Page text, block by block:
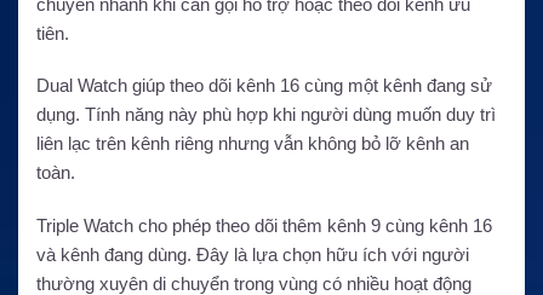
chuyển nhanh khi cần gọi hỗ trợ hoặc theo dõi kênh ưu
tiên.
Dual Watch giúp theo dõi kênh 16 cùng một kênh đang sử
dụng. Tính năng này phù hợp khi người dùng muốn duy trì
liên lạc trên kênh riêng nhưng vẫn không bỏ lỡ kênh an
toàn.
Triple Watch cho phép theo dõi thêm kênh 9 cùng kênh 16
và kênh đang dùng. Đây là lựa chọn hữu ích với người
thường xuyên di chuyển trong vùng có nhiều hoạt động